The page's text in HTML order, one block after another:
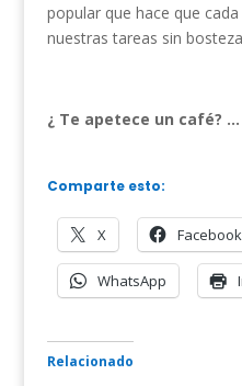
popular que hace que
nuestras tareas sin
¿ Te apetece un café? …
Comparte esto:
X Facebook
WhatsApp
Relacionado